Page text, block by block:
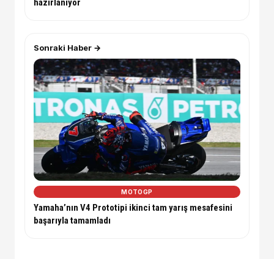
hazırlanıyor
Sonraki Haber →
MOTOGP
Yamaha’nın V4 Prototipi ikinci tam yarış mesafesini
başarıyla tamamladı